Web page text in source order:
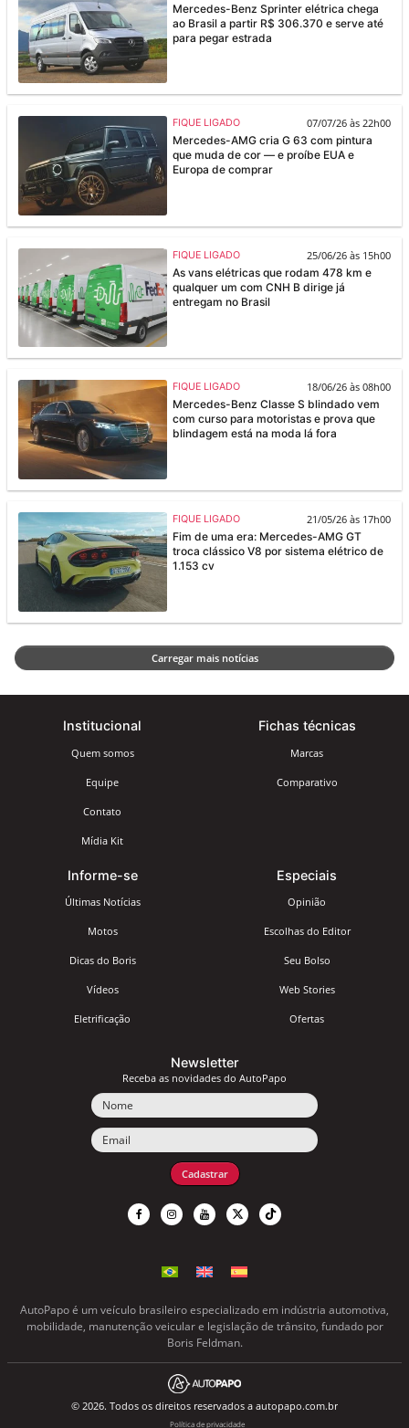
Mercedes-Benz Sprinter elétrica chega
ao Brasil a partir R$ 306.370 e serve até
para pegar estrada
FIQUE LIGADO
07/07/26 às 22h00
Mercedes-AMG cria G 63 com pintura
que muda de cor — e proíbe EUA e
Europa de comprar
FIQUE LIGADO
25/06/26 às 15h00
As vans elétricas que rodam 478 km e
qualquer um com CNH B dirige já
entregam no Brasil
FIQUE LIGADO
18/06/26 às 08h00
Mercedes-Benz Classe S blindado vem
com curso para motoristas e prova que
blindagem está na moda lá fora
FIQUE LIGADO
21/05/26 às 17h00
Fim de uma era: Mercedes-AMG GT
troca clássico V8 por sistema elétrico de
1.153 cv
Carregar mais notícias
Institucional
Quem somos
Equipe
Contato
Mídia Kit
Fichas técnicas
Marcas
Comparativo
Informe-se
Últimas Notícias
Motos
Dicas do Boris
Vídeos
Eletrificação
Especiais
Opinião
Escolhas do Editor
Seu Bolso
Web Stories
Ofertas
Newsletter
Receba as novidades do AutoPapo
Cadastrar
AutoPapo é um veículo brasileiro especializado em indústria automotiva,
mobilidade, manutenção veicular e legislação de trânsito, fundado por
Boris Feldman.
© 2026. Todos os direitos reservados a autopapo.com.br
Política de privacidade